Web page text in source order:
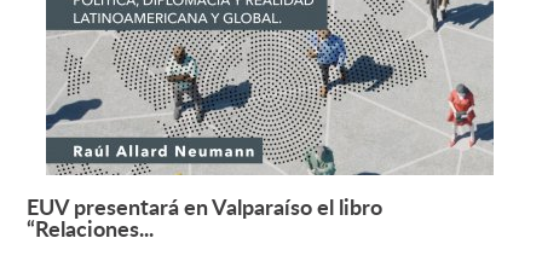
Leer más +
EUV presentará en Valparaíso el libro
“Relaciones...